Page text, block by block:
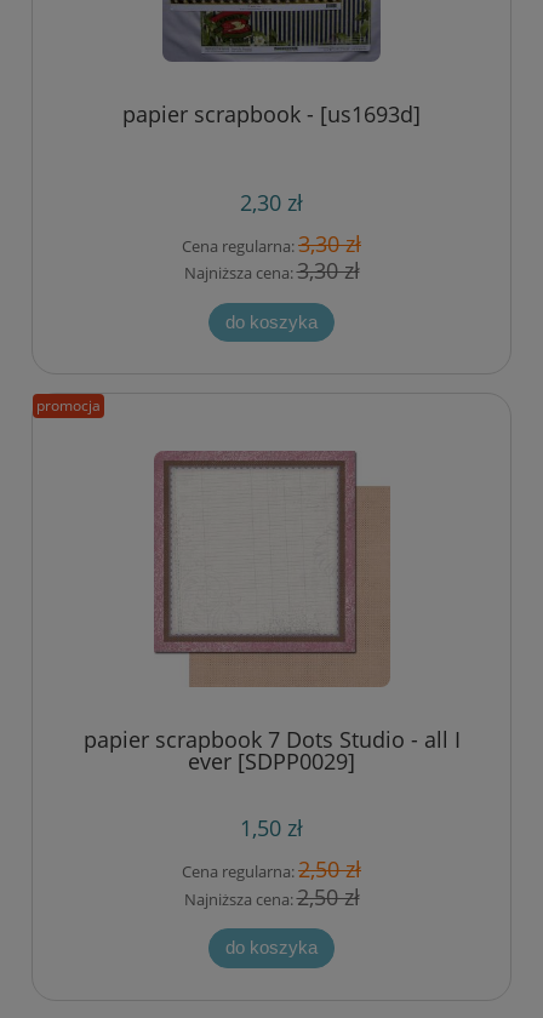
papier scrapbook - [us1693d]
2,30 zł
Cena regularna:3,30 zł
Najniższa cena:3,30 zł
do koszyka
papier scrapbook 7 Dots Studio - all I
ever [SDPP0029]
1,50 zł
Cena regularna:2,50 zł
Najniższa cena:2,50 zł
do koszyka
promocja